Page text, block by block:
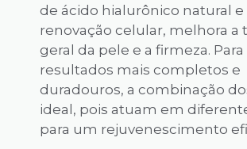
de ácido hialurônico natural e
renovação celular, melhora a
geral da pele e a firmeza. Para
resultados mais completos e
duradouros, a combinação
ideal, pois atuam em
para um rejuvenescimento